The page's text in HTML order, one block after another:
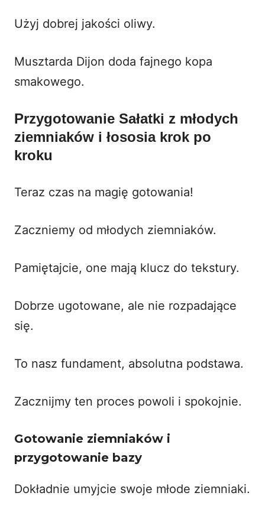
Użyj dobrej jakości oliwy.
Musztarda Dijon doda fajnego kopa
smakowego.
Przygotowanie Sałatki z młodych
ziemniaków i łososia krok po
kroku
Teraz czas na magię gotowania!
Zaczniemy od młodych ziemniaków.
Pamiętajcie, one mają klucz do tekstury.
Dobrze ugotowane, ale nie rozpadające
się.
To nasz fundament, absolutna podstawa.
Zacznijmy ten proces powoli i spokojnie.
Gotowanie ziemniaków i
przygotowanie bazy
Dokładnie umyjcie swoje młode ziemniaki.